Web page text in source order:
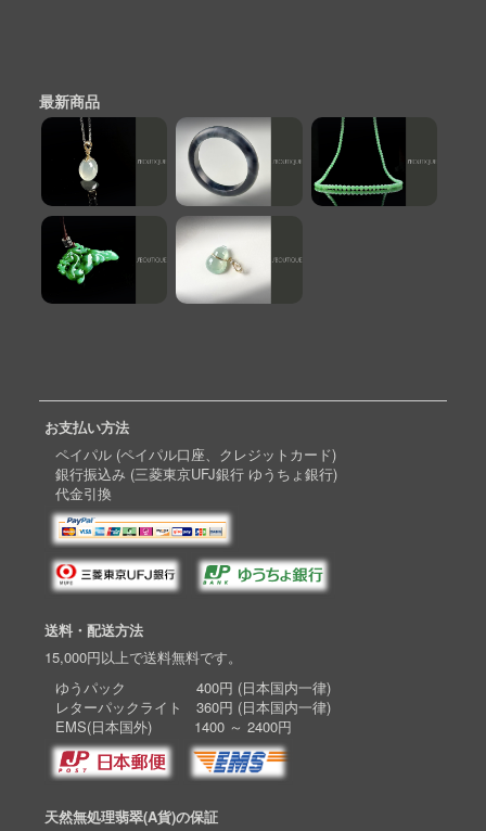
最新商品
お支払い方法
ペイパル (ペイパル口座、クレジットカード)
銀行振込み (三菱東京UFJ銀行 ゆうちょ銀行)
代金引換
送料・配送方法
15,000円以上で送料無料です。
ゆうパック 400円 (日本国内一律)
レターパックライト 360円 (日本国内一律)
EMS(日本国外) 1400 ～ 2400円
天然無処理翡翠(A貨)の保証